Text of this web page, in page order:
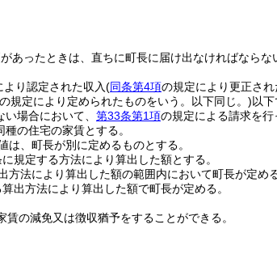
あったときは、直ちに町長に届け出なければならな
より認定された収入(同条第4項の規定により更正さ
の規定により定められたものをいう。以下同じ。)以
場合において、 第33条第1項の規定による請求を
の住宅の家賃とする。
、町長が別に定めるものとする。
規定する方法により算出した額とする。
法により算出した額の範囲内において町長が定める
出方法により算出した額で町長が定める。
の減免又は徴収猶予をすることができる。